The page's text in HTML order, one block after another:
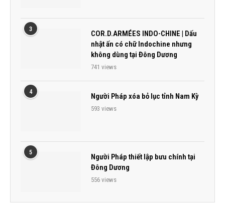
3
COR.D.ARMÉES INDO-CHINE | Dấu
nhật ấn có chữ Indochine nhưng
không dùng tại Đông Dương
741 views
4
Người Pháp xóa bỏ lục tỉnh Nam Kỳ
593 views
5
Người Pháp thiết lập bưu chính tại
Đông Dương
556 views